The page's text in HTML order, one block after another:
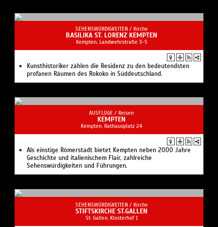
SEHENSWÜRDIGKEITEN / Kirche
BASILIKA ST. LORENZ KEMPTEN
Kempten, Landwehrstraße 3-5
Kunsthistoriker zählen die Residenz zu den bedeutendsten
profanen Räumen des Rokoko in Süddeutschland.
AUSFLÜGE / Reisen
KEMPTEN
Kempten, Rathausplatz 24
Als einstige Römerstadt bietet Kempten neben 2000 Jahre
Geschichte und italienischem Flair, zahlreiche
Sehenswürdigkeiten und Führungen.
SEHENSWÜRDIGKEITEN / Kirche
STIFTSKIRCHE ST.GALLEN
St. Gallen, Klosterhof 1